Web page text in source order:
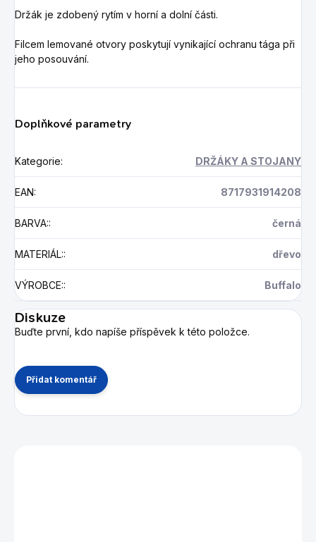
Držák je zdobený rytím v horní a dolní části.
Filcem lemované otvory poskytují vynikající ochranu tága při
jeho posouvání.
Doplňkové parametry
Kategorie: DRŽÁKY A STOJANY
EAN: 8717931914208
BARVA:: černá
MATERIÁL:: dřevo
VÝROBCE:: Buffalo
Diskuze
Buďte první, kdo napíše příspěvek k této položce.
Přidat komentář